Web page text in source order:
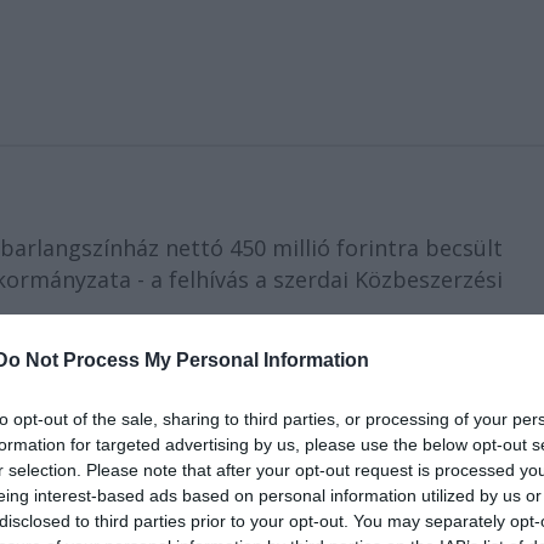
Not Process My Personal Information
opt-out of the sale, sharing to third parties, or processing of your
for targeted advertising by us, please use the below opt-out
selection. Please note that after your opt-out request is processed
interest-based ads based on personal information utilized by us
to third parties prior to your opt-out. You may separately
nettó 450 millió forintra becsült
- a felhívás a szerdai Közbeszerzési
színpad-világítási és hangtechnikai eszközökre
székekre és egyéb bútorokra 113 millió, a
millió, a telefonközpontra pedig 2 millió forintot